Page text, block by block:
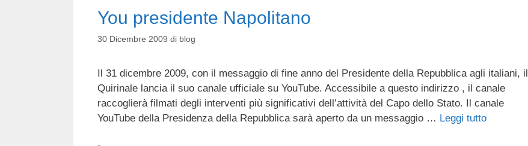
You presidente Napolitano
30 Dicembre 2009 di blog
Il 31 dicembre 2009, con il messaggio di fine anno del Presidente della Repubblica agli italiani, il
Quirinale lancia il suo canale ufficiale su YouTube. Accessibile a questo indirizzo , il canale
raccoglierà filmati degli interventi più significativi dell’attività del Capo dello Stato. Il canale
YouTube della Presidenza della Repubblica sarà aperto da un messaggio … Leggi tutto